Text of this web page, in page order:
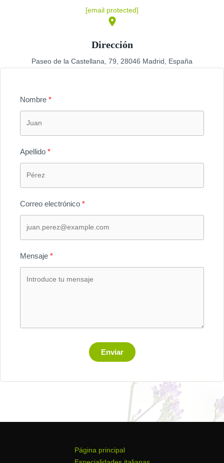
[email protected]
Dirección
Paseo de la Castellana, 79, 28046 Madrid, España
Nombre
Apellido
Correo electrónico
Mensaje
Enviar
Página principal